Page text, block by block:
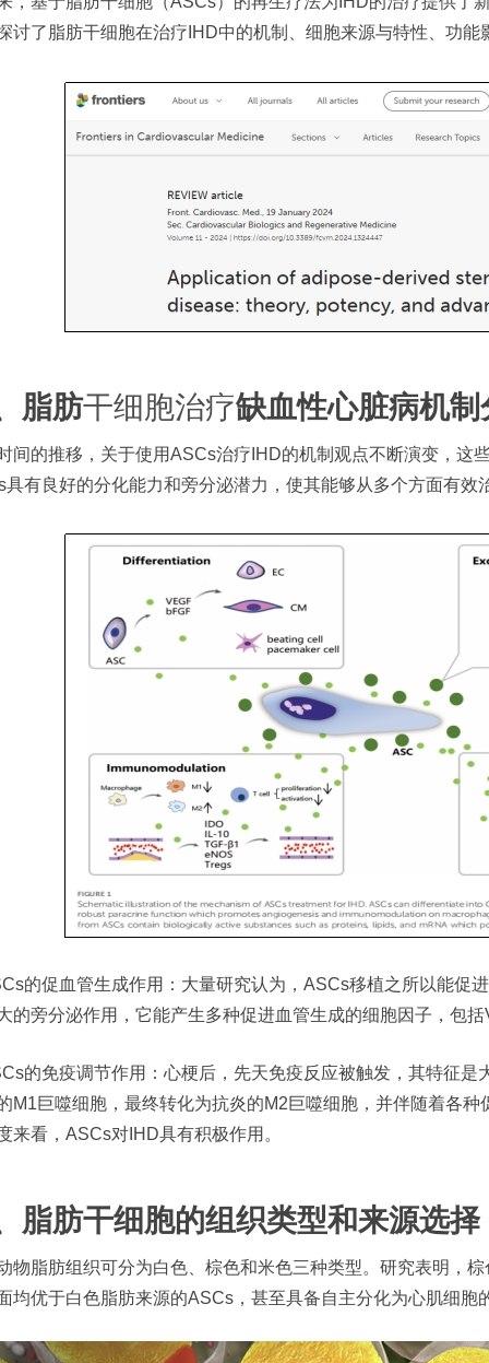
讨了脂肪干细胞在治疗IHD中的机制、细胞来源与特性、功
脂肪干细胞治疗缺血性心脏病机制
间的推移，关于使用ASCs治疗IHD的机制观点不断演变，这
具有良好的分化能力和旁分泌潜力，使其能够从多个方面有效
的促血管生成作用：大量研究认为，ASCs移植之所以能促
的旁分泌作用，它能产生多种促进血管生成的细胞因子，包
的免疫调节作用：心梗后，先天免疫反应被触发，其特征是
M1巨噬细胞，最终转化为抗炎的M2巨噬细胞，并伴随着各
来看，ASCs对IHD具有积极作用。
脂肪干细胞的组织类型和来源选择
物脂肪组织可分为白色、棕色和米色三种类型。研究表明，
均优于白色脂肪来源的ASCs，甚至具备自主分化为心肌细胞